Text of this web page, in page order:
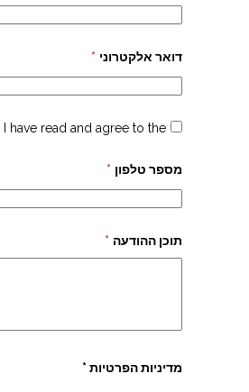
דואר אלקטרוני *
I have read and agree to the
מספר טלפון *
תוכן ההודעה *
מדיניות הפרטיות *